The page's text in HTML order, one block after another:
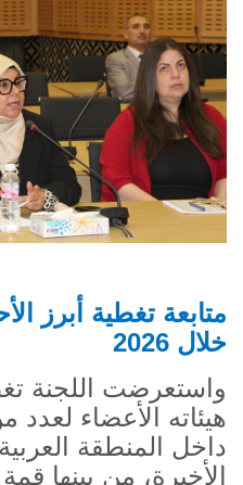
متابعة تغطية أبرز
خلال 2026
واستعرضت اللجنة
هيئاته الأعضاء لعدد
داخل المنطقة
الأخيرة، من بينها